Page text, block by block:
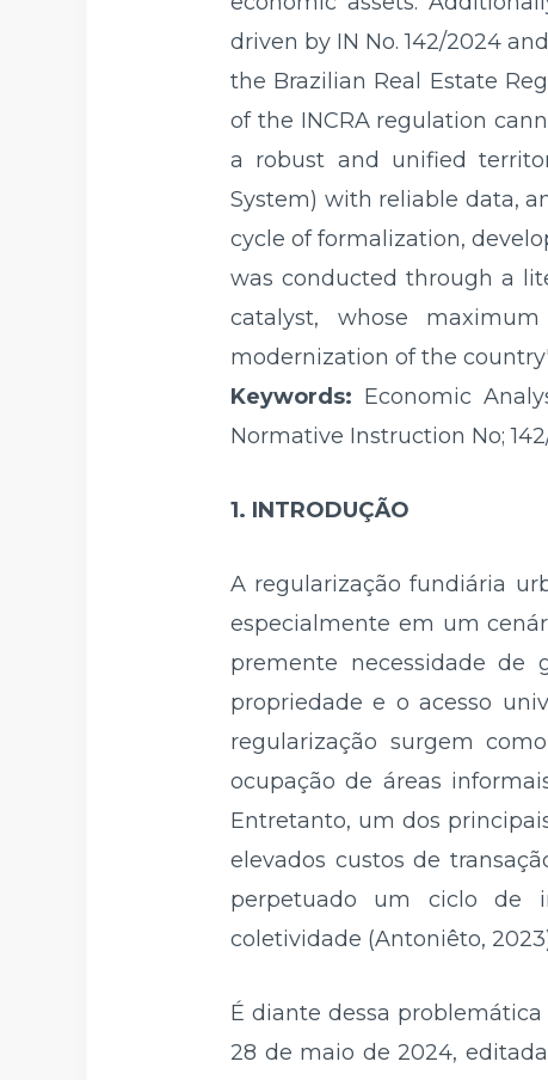
driven by IN No. 142/2024
the Brazilian Real Estate
of the INCRA regulation
a robust and unified
System) with reliable data,
cycle of formalization,
was conducted through a
catalyst, whose
modernization of the
Keywords: Economic
Normative Instruction No;
1. INTRODUÇÃO
A regularização fundiária
especialmente em um
premente necessidade de
propriedade e o acesso
regularização surgem
ocupação de áreas
Entretanto, um dos
elevados custos de
perpetuado um ciclo de
coletividade (Antoniêto,
É diante dessa
28 de maio de 2024,